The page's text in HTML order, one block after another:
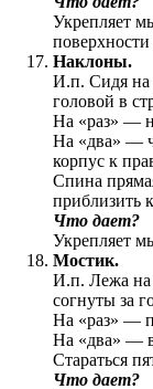
Укрепляет
поверхности
Наклоны.
И.п. Сидя на
головой в
На «раз» —
На «два» —
корпус к
Спина
приблизить
Что дает?
Укрепляет
Мостик.
И.п. Лежа на
согнуты за
На «раз» —
На «два» —
Стараться
Что дает?